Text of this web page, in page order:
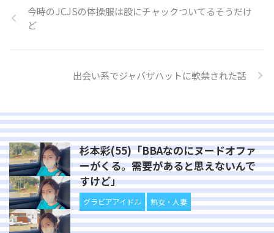
今時のJCJSの体操服は股にチャックついてるそうだけ
ど
出会い系でジャバザハットに軟禁された話
杉本彩(55)「BBAなのにヌードオファ
ーがくる。需要があると思えないんで
すけど」
グラビアアイドル 熟女・人妻